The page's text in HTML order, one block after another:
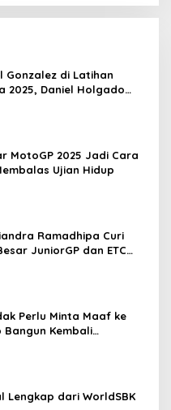
Gonzalez di Latihan
2025, Daniel Holgado
MotoGP 2025 Jadi Cara
Ujian Hidup
Ramadhipa Curi
JuniorGP dan ETC
Perlu Minta Maaf ke
Kembali
Lengkap dari WorldSBK